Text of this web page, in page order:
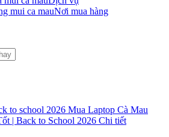
Nơi mua hàng
Mua Laptop Cà Mau
| Back to School 2026 Chi tiết